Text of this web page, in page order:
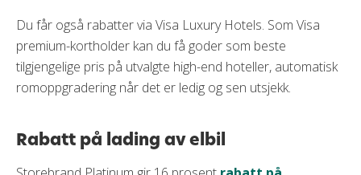
Du får også rabatter via Visa Luxury Hotels. Som Visa
premium-kortholder kan du få goder som beste
tilgjengelige pris på utvalgte high-end hoteller, automatisk
romoppgradering når det er ledig og sen utsjekk.
Rabatt på lading av elbil